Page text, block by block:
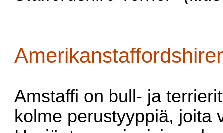
Amstaffi on bull- ja
kolme perustyyppiä, joita